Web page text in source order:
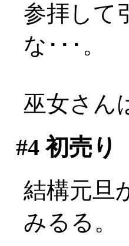
参拝して
な･･･。
巫女さん
#4初売り
結構元旦
みるる。